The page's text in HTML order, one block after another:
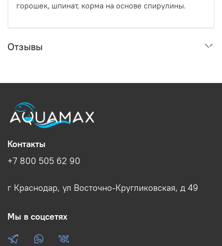
горошек, шпинат, корма на основе спирулины.
Отзывы
Контакты
+7 800 505 62 90
г Краснодар, ул Восточно-Кругликовская, д 49
Мы в соцсетях